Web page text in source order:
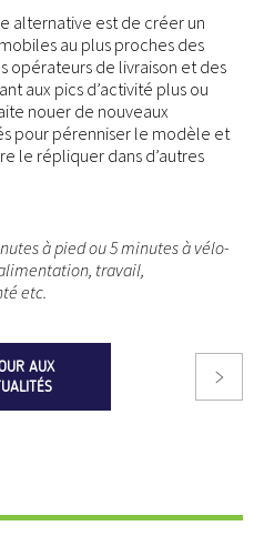
alternative est de créer un
au plus proches des
opérateurs de livraison et des
aux pics d’activité plus ou
nouer de nouveaux
pour pérenniser le modèle et
le répliquer dans d’autres
à pied ou 5 minutes à vélo-
travail,
etc.
AUX